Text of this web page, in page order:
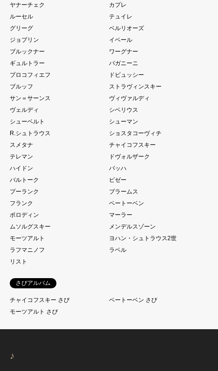
ヤナーチェク
カプレ
ルーセル
テュイレ
グリーグ
ベルリオーズ
ジョプリン
イベール
ブルックナー
ワーグナー
ギュルトラー
パガニーニ
プロコフィエフ
ドビュッシー
ブルッフ
ストラヴィンスキー
サン＝サーンス
ヴィヴァルディ
ヴェルディ
シベリウス
シューベルト
シューマン
R.シュトラウス
ショスタコーヴィチ
スメタナ
チャイコフスキー
テレマン
ドヴォルザーク
ハイドン
バッハ
バルトーク
ビゼー
プーランク
ブラームス
フランク
ベートーベン
ボロディン
マーラー
ムソルグスキー
メンデルスゾーン
モーツアルト
ヨハン・シュトラウス2世
ラフマニノフ
ラベル
リスト
さびアルバム
チャイコフスキー さび
ベートーベン さび
モーツアルト さび
♪